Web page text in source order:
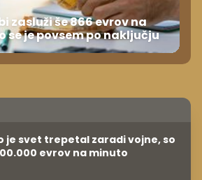
zasluži še 866 evrov na
se je povsem po naključju
je svet trepetal zaradi vojne, so
evrov na minuto